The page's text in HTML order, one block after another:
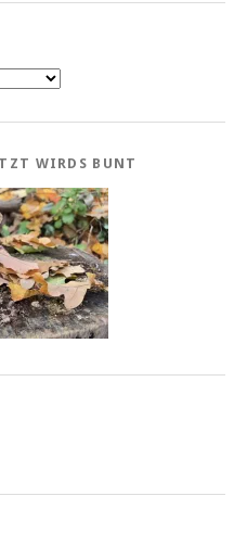
WIRDS BUNT